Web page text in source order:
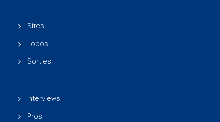
Sites
Topos
Sorties
Interviews
Pros